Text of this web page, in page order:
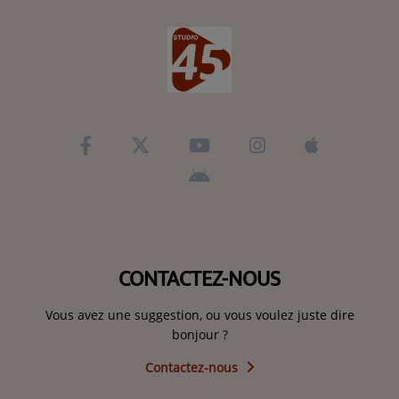
CONTACTEZ-NOUS
Vous avez une suggestion, ou vous voulez juste dire
bonjour ?
Contactez-nous